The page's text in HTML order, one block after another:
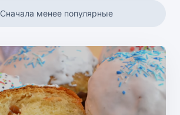
Сначала менее популярные